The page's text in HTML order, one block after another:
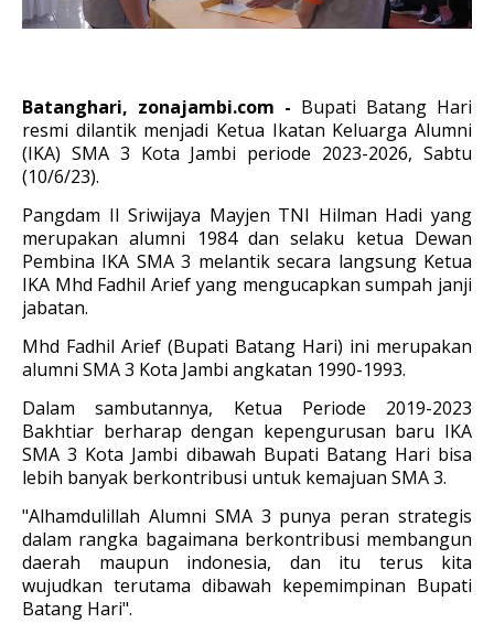
Batanghari, zonajambi.com - Bupati Batang Hari
resmi dilantik menjadi Ketua Ikatan Keluarga Alumni
(IKA) SMA 3 Kota Jambi periode 2023-2026, Sabtu
(10/6/23).
Pangdam II Sriwijaya Mayjen TNI Hilman Hadi yang
merupakan alumni 1984 dan selaku ketua Dewan
Pembina IKA SMA 3 melantik secara langsung Ketua
IKA Mhd Fadhil Arief yang mengucapkan sumpah janji
jabatan.
Mhd Fadhil Arief (Bupati Batang Hari) ini merupakan
alumni SMA 3 Kota Jambi angkatan 1990-1993.
Dalam sambutannya, Ketua Periode 2019-2023
Bakhtiar berharap dengan kepengurusan baru IKA
SMA 3 Kota Jambi dibawah Bupati Batang Hari bisa
lebih banyak berkontribusi untuk kemajuan SMA 3.
"Alhamdulillah Alumni SMA 3 punya peran strategis
dalam rangka bagaimana berkontribusi membangun
daerah maupun indonesia, dan itu terus kita
wujudkan terutama dibawah kepemimpinan Bupati
Batang Hari".